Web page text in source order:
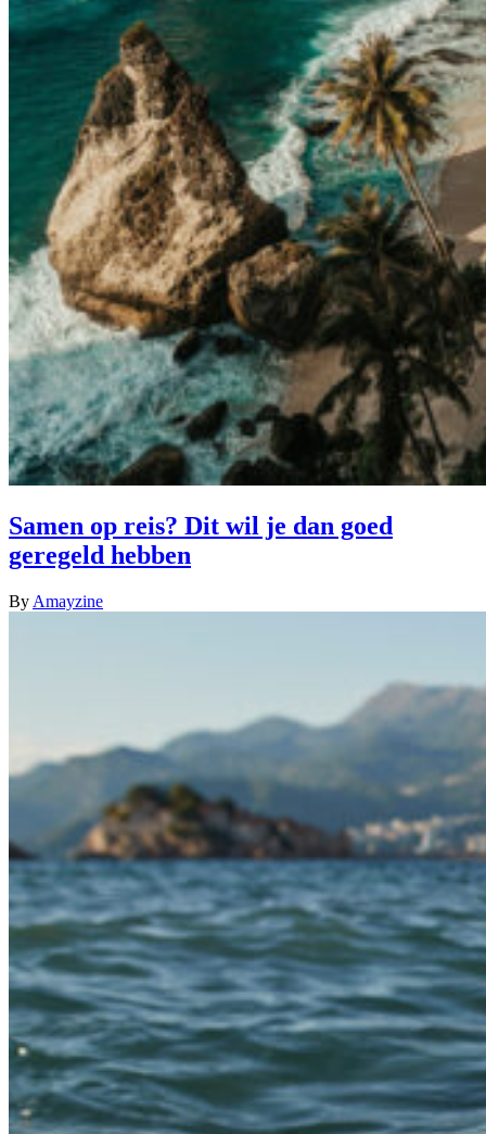
Samen op reis? Dit wil je dan goed
geregeld hebben
By Amayzine